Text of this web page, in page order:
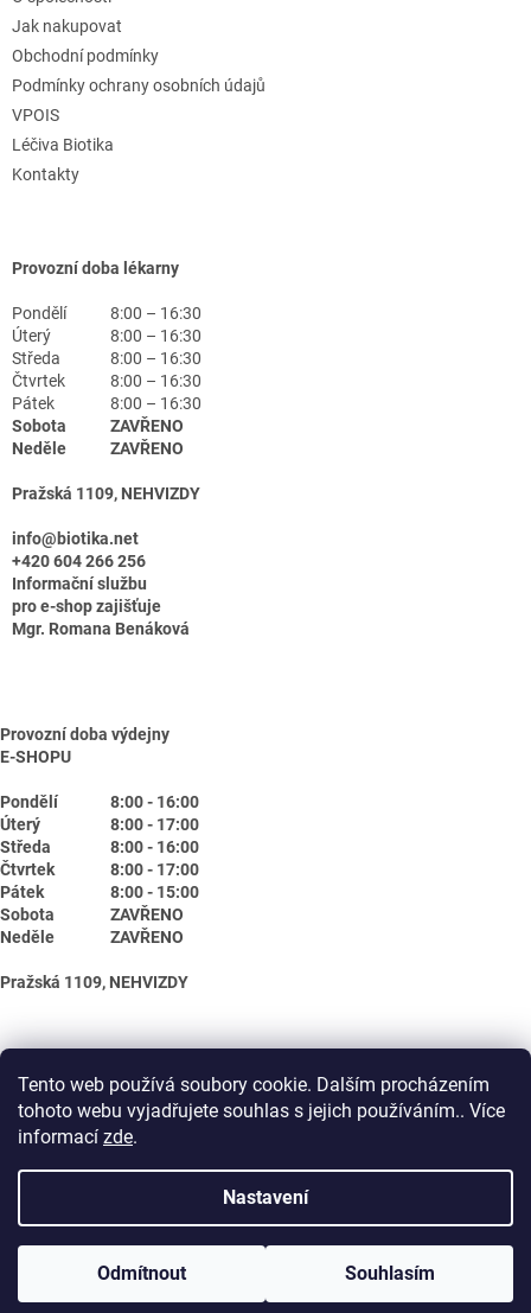
Tento web používá soubory cookie. Dalším procházením
tohoto webu vyjadřujete souhlas s jejich používáním.. Více
informací zde.
Nastavení
Odmítnout Souhlasím
Jak nakupovat
Obchodní podmínky
Podmínky ochrany osobních údajů
VPOIS
Léčiva Biotika
Kontakty
Provozní doba lékarny
Pondělí
8:00 – 16:30
Úterý
8:00 – 16:30
Středa
8:00 – 16:30
Čtvrtek
8:00 – 16:30
Pátek
8:00 – 16:30
Sobota
ZAVŘENO
Neděle
ZAVŘENO
Pražská 1109, NEHVIZDY
info@biotika.net
+420 604 266 256
Informační službu
pro e-shop zajišťuje
Mgr. Romana Benáková
Provozní doba výdejny
E-SHOPU
Pondělí
8:00 - 16:00
Úterý
8:00 - 17:00
Středa
8:00 - 16:00
Čtvrtek
8:00 - 17:00
Pátek
8:00 - 15:00
Sobota
ZAVŘENO
Neděle
ZAVŘENO
Pražská 1109, NEHVIZDY
Vytvořil Shoptet
Copyright 2026Biotika.net . Všechna práva vyhrazena.